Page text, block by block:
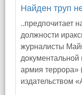
Найден труп
..предпочитает
должности
журналисты
документальной
армия террора»
издательством